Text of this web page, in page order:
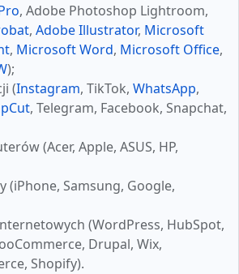
, Adobe Photoshop Lightroom,
, Adobe Illustrator, Microsoft
, Microsoft Word, Microsoft Office,
);
(Instagram, TikTok, WhatsApp,
, Telegram, Facebook, Snapchat,
(Acer, Apple, ASUS, HP,
(iPhone, Samsung, Google,
(WordPress, HubSpot,
Drupal, Wix,
Shopify).